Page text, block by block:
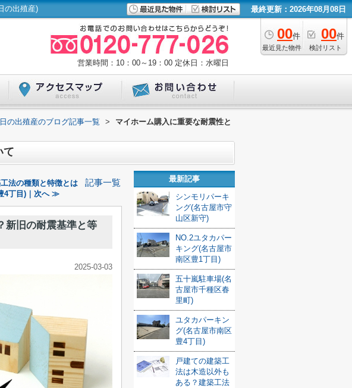
の出殖産) 最終更新：2026年08月08日
00件
最近見た物件
00件
検討リスト
営業時間：10：00～19：00 定休日：水曜日
の出殖産のブログ記事一覧 >
マイホーム購入に重要な耐震性と
て
法の種類と特徴とは 記事一覧
4丁目)｜次へ ≫
新旧の耐震基準と等
2025-03-03
最新記事
シンモリパーキ
ング(名古屋市守
山区新守)
NO.2ユタカパー
キング(名古屋市
南区豊1丁目)
五十嵐駐車場(名
古屋市千種区春
里町)
ユタカパーキン
グ(名古屋市南区
豊4丁目)
戸建ての建築工
法は木造以外も
ある？建築工法